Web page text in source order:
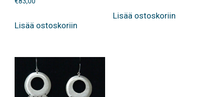
Lisää ostoskoriin
Lisää ostoskoriin